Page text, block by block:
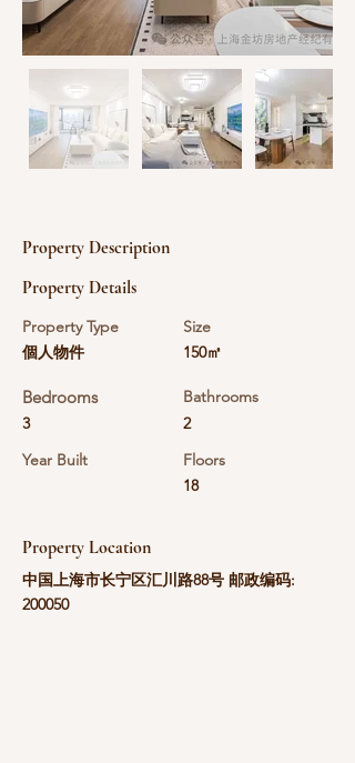
Property Description
Property Details
Property Type
個人物件
Bedrooms
3
Year Built
Size
150㎡
Bathrooms
2
Floors
18
Property Location
中国上海市长宁区汇川路88号 邮政编码:
200050